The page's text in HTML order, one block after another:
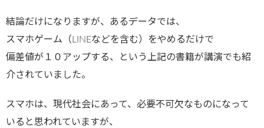
結論だけになりますが、あるデータでは、
スマホゲーム（LINEなどを含む）をやめるだけで
偏差値が１０アップする、という上記の書籍が講演でも紹
介されていました。
スマホは、現代社会にあって、必要不可欠なものになって
いると思われていますが、